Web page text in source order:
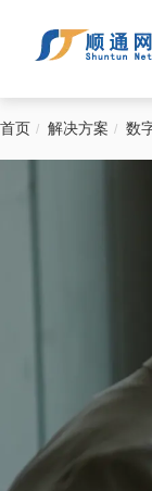
首页 解决方案 数